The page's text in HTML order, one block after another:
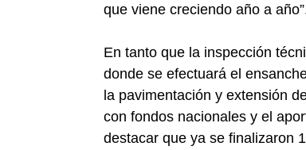
que viene creciendo año a
En tanto que la inspección
donde se efectuará el
la pavimentación y extensión
con fondos nacionales y el
destacar que ya se finalizaron